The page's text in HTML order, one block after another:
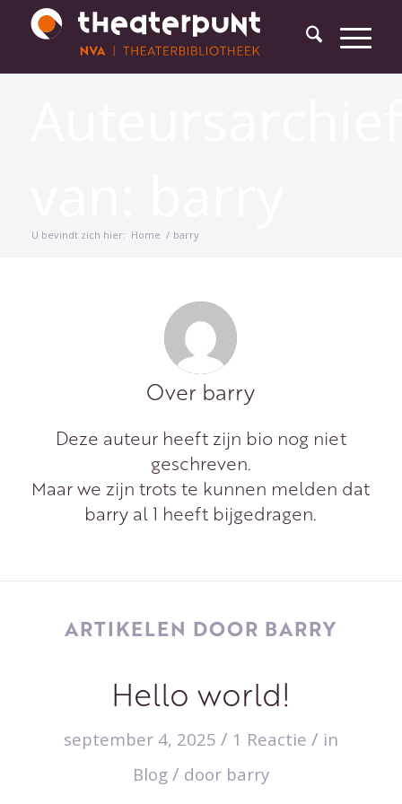
U bevindt zich hier: Home / barry
Over barry
Deze auteur heeft zijn bio nog niet
geschreven.
Maar we zijn trots te kunnen melden dat
barry al 1 heeft bijgedragen.
ARTIKELEN DOOR BARRY
Hello world!
september 4, 2025 / 1 Reactie / in
Blog / door barry